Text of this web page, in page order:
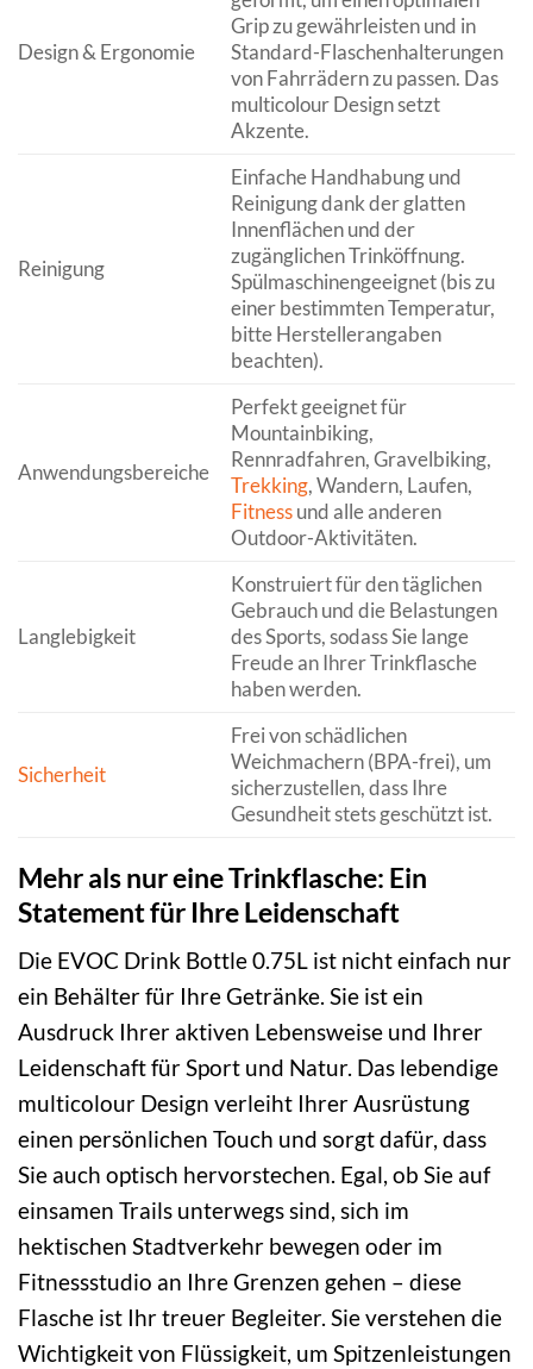
Design & Ergonomie
Grip zu gewährleisten und in
Standard-Flaschenhalterungen
von Fahrrädern zu passen. Das
multicolour Design setzt
Akzente.
Reinigung
Einfache Handhabung und
Reinigung dank der glatten
Innenflächen und der
zugänglichen Trinköffnung.
Spülmaschinengeeignet (bis zu
einer bestimmten Temperatur,
bitte Herstellerangaben
beachten).
Anwendungsbereiche
Perfekt geeignet für
Mountainbiking,
Rennradfahren, Gravelbiking,
Trekking, Wandern, Laufen,
Fitnessund alle anderen
Outdoor-Aktivitäten.
Langlebigkeit
Konstruiert für den täglichen
Gebrauch und die Belastungen
des Sports, sodass Sie lange
Freude an Ihrer Trinkflasche
haben werden.
Sicherheit
Frei von schädlichen
Weichmachern (BPA-frei), um
sicherzustellen, dass Ihre
Gesundheit stets geschützt ist.
Mehr als nur eine Trinkflasche: Ein
Statement für Ihre Leidenschaft
Die EVOC Drink Bottle 0.75L ist nicht einfach nur
ein Behälter für Ihre Getränke. Sie ist ein
Ausdruck Ihrer aktiven Lebensweise und Ihrer
Leidenschaft für Sport und Natur. Das lebendige
multicolour Design verleiht Ihrer Ausrüstung
einen persönlichen Touch und sorgt dafür, dass
Sie auch optisch hervorstechen. Egal, ob Sie auf
einsamen Trails unterwegs sind, sich im
hektischen Stadtverkehr bewegen oder im
Fitnessstudio an Ihre Grenzen gehen – diese
Flasche ist Ihr treuer Begleiter. Sie verstehen die
Wichtigkeit von Flüssigkeit, um Spitzenleistungen